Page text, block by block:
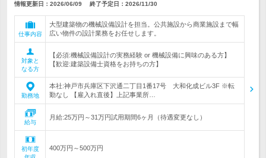
情報更新日：2026/06/09 終了予定日： 2026/11/30
仕事内容
大型建築物の機械設備設計を担当。公共施設から商業施設まで幅
広い物件の設計業務をお任せします。
対象と
なる方
【必須:機械設備設計の実務経験 or 機械設備に興味のある方】
【歓迎:建築設備士資格をお持ちの方】
勤務地
本社:神戸市兵庫区下沢通二丁目1番17号 大和化成ビル3F ※転
勤なし 【雇入れ直後】上記事業所…
給与
月給:25万円～31万円試用期間6ヶ月（待遇変更なし）
初年度
400万円～500万円